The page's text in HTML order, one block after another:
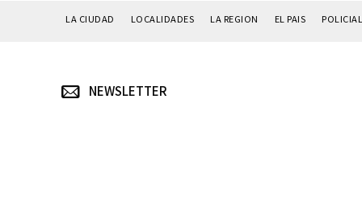
LA CIUDAD LOCALIDADES LA REGION EL PAIS
NEWSLETTER